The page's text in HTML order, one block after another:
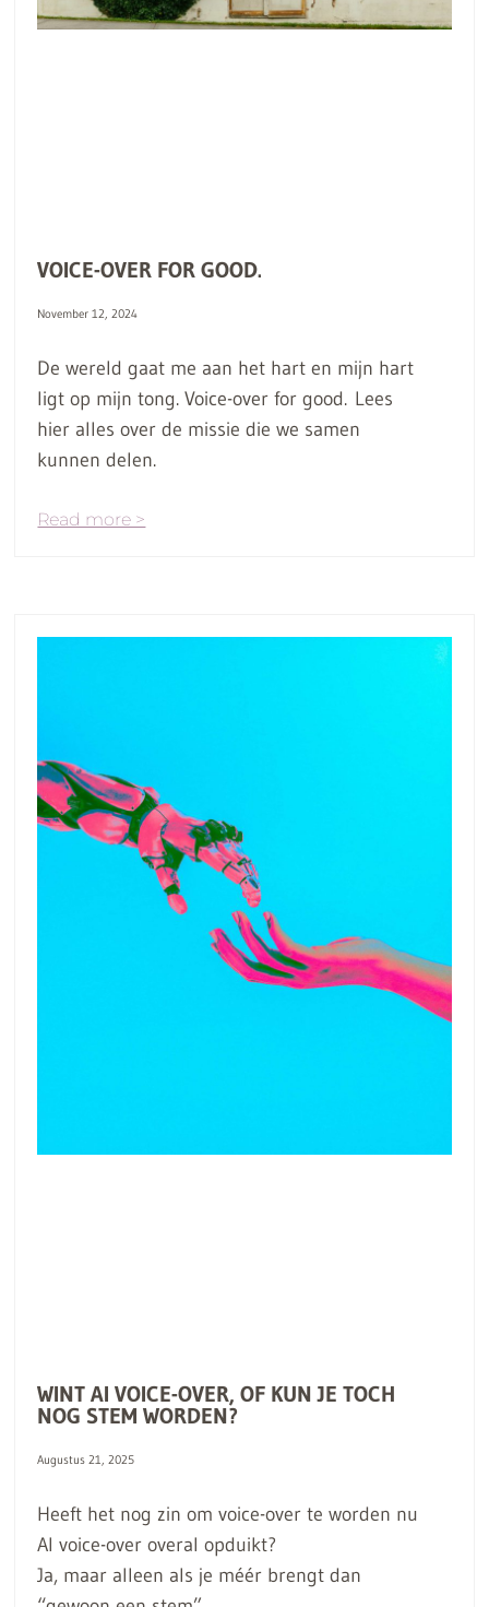
VOICE-OVER FOR GOOD.
November 12, 2024
De wereld gaat me aan het hart en mijn hart
ligt op mijn tong. Voice-over for good. Lees
hier alles over de missie die we samen
kunnen delen.
Read more >
WINT AI VOICE-OVER, OF KUN JE TOCH
NOG STEM WORDEN?
Augustus 21, 2025
Heeft het nog zin om voice-over te worden nu
AI voice-over overal opduikt?
Ja, maar alleen als je méér brengt dan